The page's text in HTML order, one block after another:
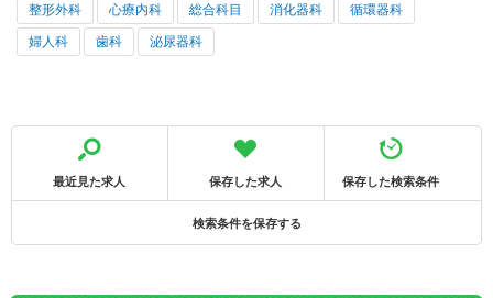
整形外科 心療内科 総合科目 消化器科 循環器科
婦人科 歯科 泌尿器科
最近見た求人 保存した求人 保存した検索条件
検索条件を保存する